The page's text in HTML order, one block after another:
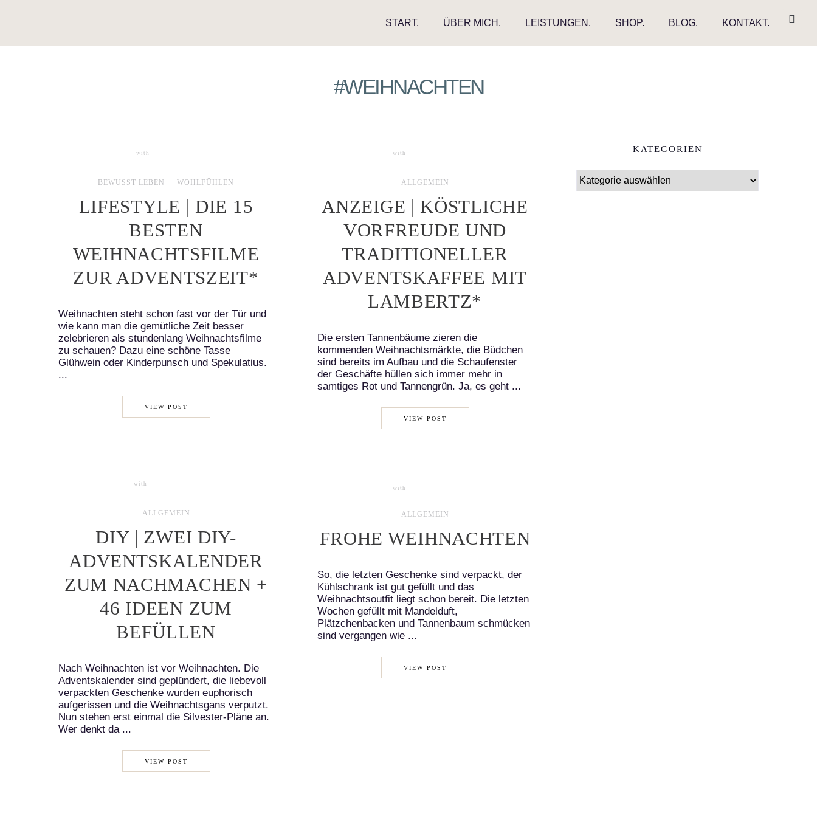
START. ÜBER MICH. LEISTUNGEN. SHOP. BLOG. KONTAKT.
#WEIHNACHTEN
with
BEWUSST LEBEN WOHLFÜHLEN
LIFESTYLE | DIE 15
BESTEN
WEIHNACHTSFILME
ZUR ADVENTSZEIT*
Weihnachten steht schon fast vor der Tür und
wie kann man die gemütliche Zeit besser
zelebrieren als stundenlang Weihnachtsfilme
zu schauen? Dazu eine schöne Tasse
Glühwein oder Kinderpunsch und Spekulatius.
...
VIEW POST
with
ALLGEMEIN
ANZEIGE | KÖSTLICHE
VORFREUDE UND
TRADITIONELLER
ADVENTSKAFFEE MIT
LAMBERTZ*
Die ersten Tannenbäume zieren die
kommenden Weihnachtsmärkte, die Büdchen
sind bereits im Aufbau und die Schaufenster
der Geschäfte hüllen sich immer mehr in
samtiges Rot und Tannengrün. Ja, es geht ...
VIEW POST
with
ALLGEMEIN
DIY | ZWEI DIY-
ADVENTSKALENDER
ZUM NACHMACHEN +
46 IDEEN ZUM
BEFÜLLEN
Nach Weihnachten ist vor Weihnachten. Die
Adventskalender sind geplündert, die liebevoll
verpackten Geschenke wurden euphorisch
aufgerissen und die Weihnachtsgans verputzt.
Nun stehen erst einmal die Silvester-Pläne an.
Wer denkt da ...
VIEW POST
with
ALLGEMEIN
FROHE WEIHNACHTEN
So, die letzten Geschenke sind verpackt, der
Kühlschrank ist gut gefüllt und das
Weihnachtsoutfit liegt schon bereit. Die letzten
Wochen gefüllt mit Mandelduft,
Plätzchenbacken und Tannenbaum schmücken
sind vergangen wie ...
VIEW POST
KATEGORIEN